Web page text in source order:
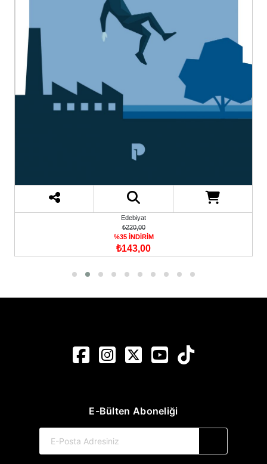
Edebiyat
₺220,00
%35 İNDİRİM
₺143,00
E-Bülten Aboneliği